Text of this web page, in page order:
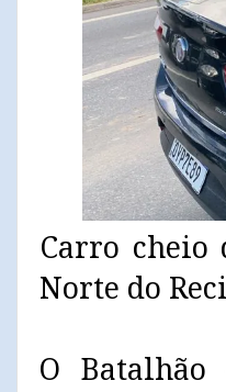
Carro cheio
Norte do
O Batalhão